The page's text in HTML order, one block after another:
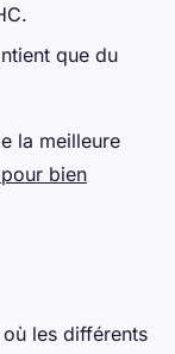
que du
la meilleure
bien
les différents